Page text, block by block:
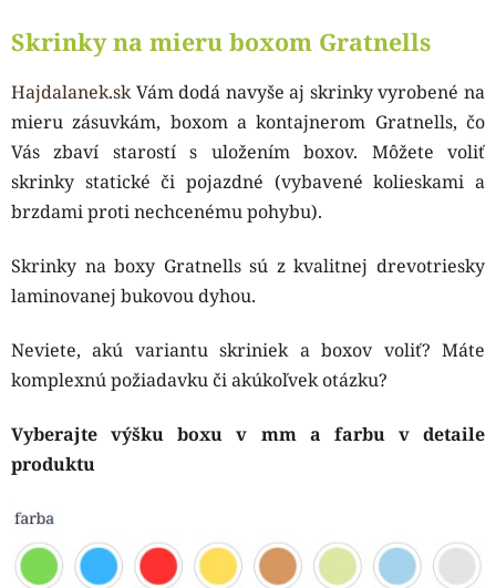
Skrinky na mieru boxom Gratnells
Hajdalanek.sk Vám dodá navyše aj skrinky vyrobené na
mieru zásuvkám, boxom a kontajnerom Gratnells, čo
Vás zbaví starostí s uložením boxov.
Môžete voliť
skrinky statické či pojazdné (vybavené kolieskami a
brzdami proti nechcenému pohybu).
Skrinky na boxy Gratnells sú z kvalitnej drevotriesky
laminovanej bukovou dyhou.
Neviete, akú variantu skriniek a boxov voliť? Máte
komplexnú požiadavku či akúkoľvek otázku?
Vyberajte výšku boxu v mm a farbu v detaile
produktu